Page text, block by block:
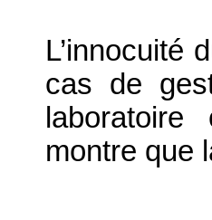
L’innocuité
cas de
montre que